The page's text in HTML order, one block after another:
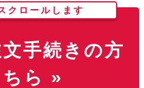
クロールします
手続きの方
ら »